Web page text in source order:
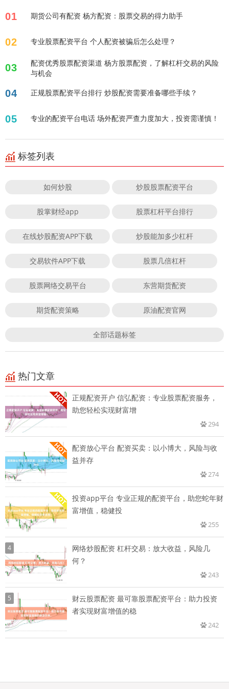
01 期货公司有配资 杨方配资：股票交易的得力助手
02 专业股票配资平台 个人配资被骗后怎么处理？
03
配资优秀股票配资渠道 杨方股票配资，了解杠杆交易的风险
与机会
04 正规股票配资平台排行 炒股配资需要准备哪些手续？
05 专业的配资平台电话 场外配资严查力度加大，投资需谨慎！
标签列表
如何炒股 炒股股票配资平台
股掌财经app 股票杠杆平台排行
在线炒股配资APP下载 炒股能加多少杠杆
交易软件APP下载 股票几倍杠杆
股票网络交易平台 东营期货配资
期货配资策略 原油配资官网
全部话题标签
热门文章
正规配资开户 信弘配资：专业股票配资服务，
助您轻松实现财富增
294
配资放心平台 配资买卖：以小博大，风险与收
益并存
274
投资app平台 专业正规的配资平台，助您蛇年财
富增值，稳健投
255
4
网络炒股配资 杠杆交易：放大收益，风险几
何？
243
5
财云股票配资 最可靠股票配资平台：助力投资
者实现财富增值的稳
242